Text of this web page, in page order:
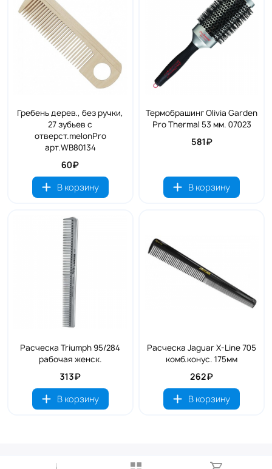
Гребень дерев., без ручки,
27 зубьев с
отверст.melonPro
арт.WB80134
60₽
В корзину
Термобрашинг Olivia Garden
Pro Thermal 53 мм. 07023
581₽
В корзину
Расческа Triumph 95/284
рабочая женск.
313₽
В корзину
Расческа Jaguar X-Line 705
комб.конус. 175мм
262₽
В корзину
Контактные телефоны